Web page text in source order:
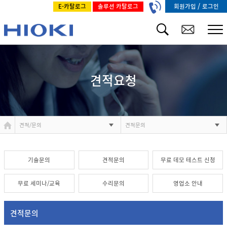
E-카탈로그 솔루션 카탈로그 회원가입 / 로그인
견적요청
견적/문의 견적문의
기술문의 견적문의 무료 데모 테스트 신청
무료 세미나/교육 수리문의 영업소 안내
견적문의